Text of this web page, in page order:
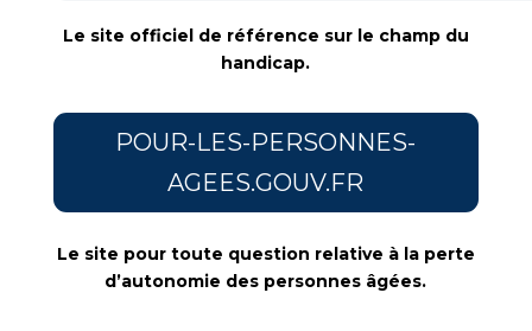
Le site officiel de référence sur le champ du
handicap.
POUR-LES-PERSONNES-
AGEES.GOUV.FR
Le site pour toute question relative à la perte
d’autonomie des personnes âgées.